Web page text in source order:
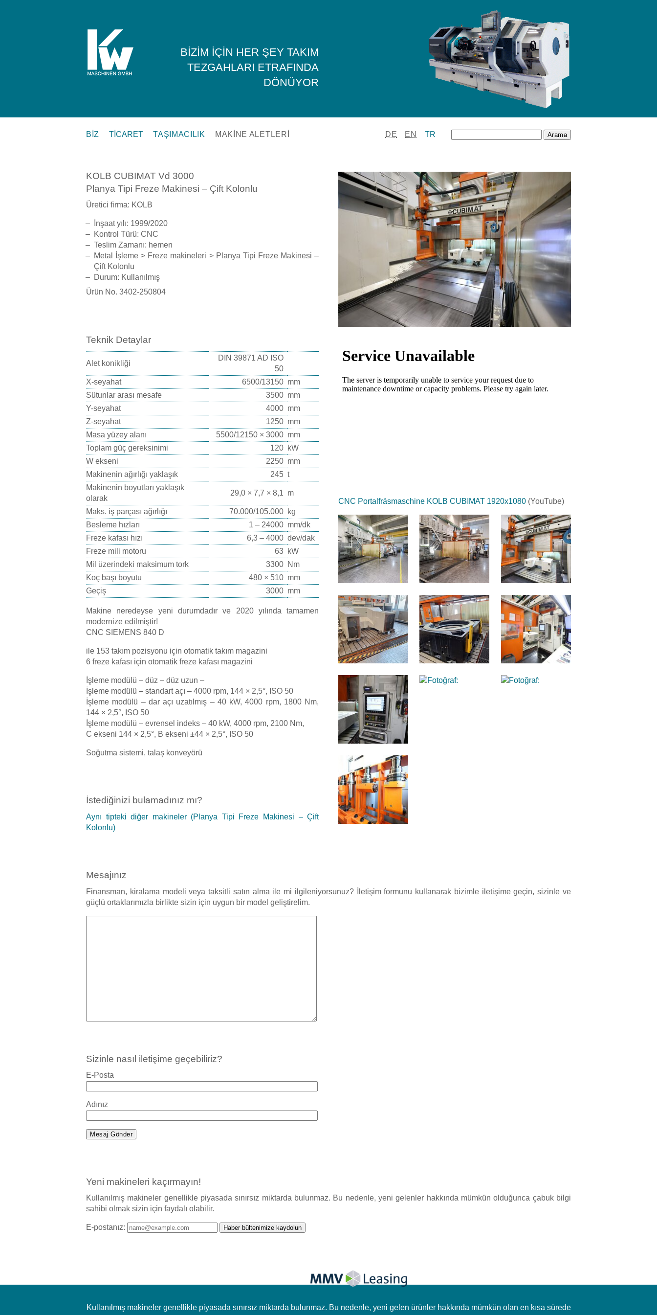
BIZIM IÇIN HER ŞEY TAKIM
TEZGAHLARI ETRAFINDA
DÖNÜYOR
DE EN TR
BIZ TICARET TAŞIMACILIK MAKINE ALETLERI
KOLB CUBIMAT Vd 3000
Planya Tipi Freze Makinesi – Çift Kolonlu
CNC Portalfräsmaschine KOLB CUBIMAT 1920x1080 (YouTube)
Üretici firma: KOLB
İnşaat yılı: 1999/2020
Kontrol Türü: CNC
Teslim Zamanı: hemen
Metal İşleme > Freze makineleri > Planya Tipi Freze Makinesi –
Çift Kolonlu
Durum: Kullanılmış
Ürün No. 3402-250804
Teknik Detaylar
Alet konikliği
DIN 39871 AD ISO
50
X-seyahat
6500/13150 mm
Sütunlar arası mesafe
3500 mm
Y-seyahat
4000 mm
Z-seyahat
1250 mm
Masa yüzey alanı
5500/12150 × 3000 mm
Toplam güç gereksinimi
120 kW
W ekseni
2250 mm
Makinenin ağırlığı yaklaşık
245 t
Makinenin boyutları yaklaşık
olarak
29,0 × 7,7 × 8,1 m
Maks. iş parçası ağırlığı 70.000/105.000 kg
Besleme hızları
1 – 24000 mm/dk
Freze kafası hızı
6,3 – 4000 dev/dak
Freze mili motoru
63 kW
Mil üzerindeki maksimum tork
3300 Nm
Koç başı boyutu
480 × 510 mm
Geçiş
3000 mm
Makine neredeyse yeni durumdadır ve 2020 yılında tamamen
modernize edilmiştir!
CNC SIEMENS 840 D
ile 153 takım pozisyonu için otomatik takım magazini
6 freze kafası için otomatik freze kafası magazini
İşleme modülü – düz – düz uzun –
İşleme modülü – standart açı – 4000 rpm, 144 × 2,5°, ISO 50
İşleme modülü – dar açı uzatılmış – 40 kW, 4000 rpm, 1800 Nm,
144 × 2,5°, ISO 50
İşleme modülü – evrensel indeks – 40 kW, 4000 rpm, 2100 Nm,
C ekseni 144 × 2,5°, B ekseni ±44 × 2,5°, ISO 50
Soğutma sistemi, talaş konveyörü
İstediğinizi bulamadınız mı?
Aynı tipteki diğer makineler (Planya Tipi Freze Makinesi – Çift
Kolonlu)
Mesajınız
Finansman, kiralama modeli veya taksitli satın alma ile mi ilgileniyorsunuz? İletişim formunu kullanarak bizimle iletişime geçin, sizinle ve
güçlü ortaklarımızla birlikte sizin için uygun bir model geliştirelim.
Sizinle nasıl iletişime geçebiliriz?
E-Posta
Adınız
Yeni makineleri kaçırmayın!
Kullanılmış makineler genellikle piyasada sınırsız miktarda bulunmaz. Bu nedenle, yeni gelenler hakkında mümkün olduğunca çabuk bilgi
sahibi olmak sizin için faydalı olabilir.
E-postanız: Haber bültenimize kaydolun
Kullanılmış makineler genellikle piyasada sınırsız miktarda bulunmaz. Bu nedenle, yeni gelen ürünler hakkında mümkün olan en kısa sürede